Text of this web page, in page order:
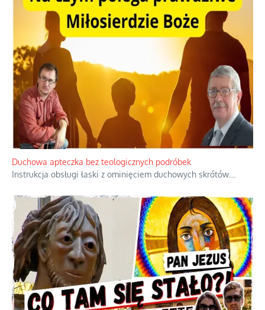
Niezwykły scenariusz bez państwowej dotacji
Reżyser Jerzy Zalewski przedstawia kulisy powstawania swoich
dokumentów, wyzwania związane z ich finansowaniem oraz
nieznane fakty dotyczące biografii...